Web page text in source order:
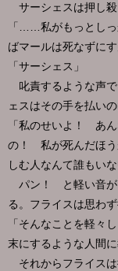
サーシェスは押し殺
「……私がもっとし
ばマールは死なずに
「サーシェス」
叱責するような声で
ェスはその手を払い
「私のせいよ！ あ
の！ 私が死んだほ
しむ人なんて誰もいな
パン！ と軽い音が
る。フライスは思わ
「そんなことを軽々
末にするような人間
それからフライス